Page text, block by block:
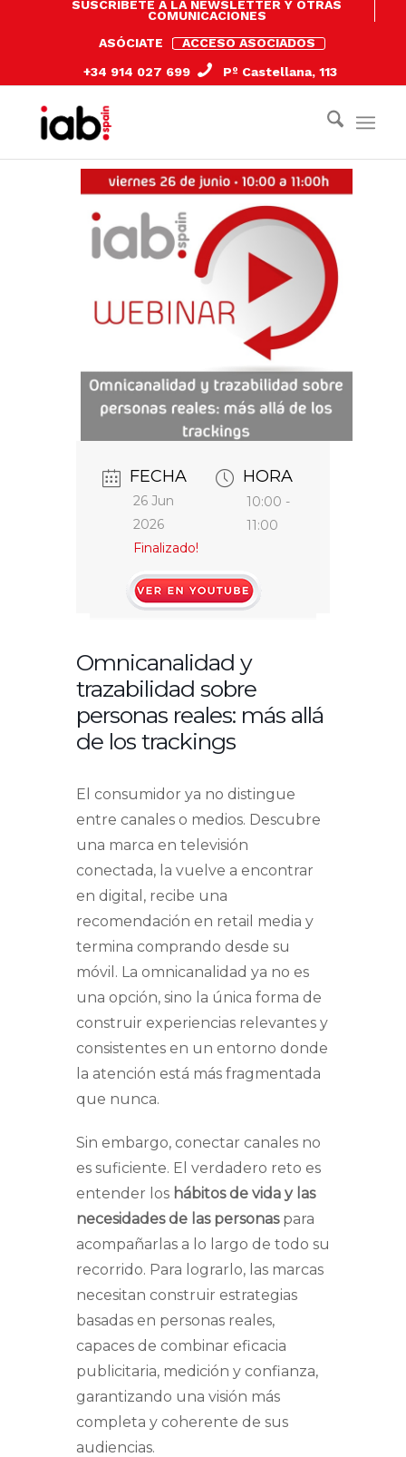
SUSCRÍBETE A LA NEWSLETTER Y OTRAS
COMUNICACIONES
ASÓCIATE
ACCESO ASOCIADOS
+34 914 027 699
Pº Castellana, 113
FECHA
26 Jun
2026
Finalizado!
HORA
10:00 -
11:00
https://www.youtube.com/watch?
v=koE780ed-U0
Omnicanalidad y
trazabilidad sobre
personas reales: más allá
de los trackings
El consumidor ya no distingue
entre canales o medios. Descubre
una marca en televisión
conectada, la vuelve a encontrar
en digital, recibe una
recomendación en retail media y
termina comprando desde su
móvil. La omnicanalidad ya no es
una opción, sino la única forma de
construir experiencias relevantes y
consistentes en un entorno donde
la atención está más fragmentada
que nunca.
Sin embargo, conectar canales no
es suficiente. El verdadero reto es
entender los hábitos de vida y las
necesidades de las personaspara
acompañarlas a lo largo de todo su
recorrido. Para lograrlo, las marcas
necesitan construir estrategias
basadas en personas reales,
capaces de combinar eficacia
publicitaria, medición y confianza,
garantizando una visión más
completa y coherente de sus
audiencias.